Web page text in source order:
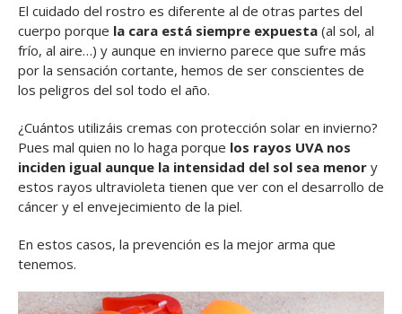
El cuidado del rostro es diferente al de otras partes del
cuerpo porque la cara está siempre expuesta (al sol, al
frío, al aire…) y aunque en invierno parece que sufre más
por la sensación cortante, hemos de ser conscientes de
los peligros del sol todo el año.
¿Cuántos utilizáis cremas con protección solar en invierno?
Pues mal quien no lo haga porque los rayos UVA nos
inciden igual aunque la intensidad del sol sea menor y
estos rayos ultravioleta tienen que ver con el desarrollo de
cáncer y el envejecimiento de la piel.
En estos casos, la prevención es la mejor arma que
tenemos.